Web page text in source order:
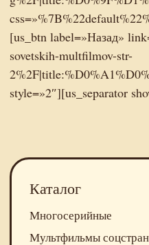
[us_btn label=»Назад»
sovetskih-multfilmov-str-
style=»2″][us_separator
Каталог
Многосерийные
Мультфильмы соцстран